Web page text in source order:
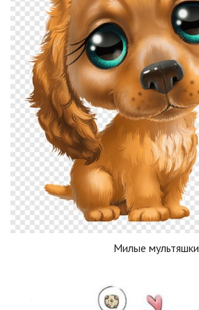
Милые мультяшки